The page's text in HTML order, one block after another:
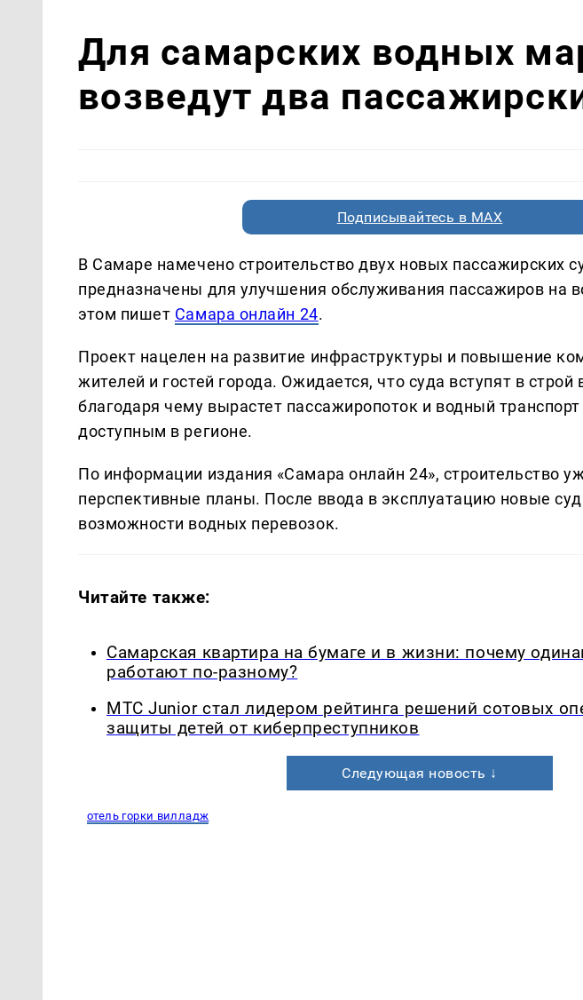
Для самарских водных
возведут два
Подписывайтесь в MAX
В Самаре намечено строительство двух новых пассажирских
предназначены для улучшения обслуживания пассажиров на
этом пишет Самара онлайн 24.
Проект нацелен на развитие инфраструктуры и повышение
жителей и гостей города. Ожидается, что суда вступят в
благодаря чему вырастет пассажиропоток и водный транспорт
доступным в регионе.
По информации издания «Самара онлайн 24», строительство
перспективные планы. После ввода в эксплуатацию новые
возможности водных перевозок.
Читайте также:
Самарская квартира на бумаге и в жизни: почему
работают по-разному?
МТС Junior стал лидером рейтинга решений сотовых
защиты детей от киберпреступников
Следующая новость ↓
отель горки вилладж